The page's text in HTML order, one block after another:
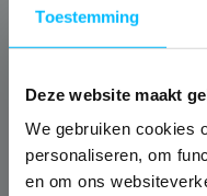
Toestemming
Deze website maakt
We gebruiken cookies
personaliseren, om
en om ons
Werken
atoom13